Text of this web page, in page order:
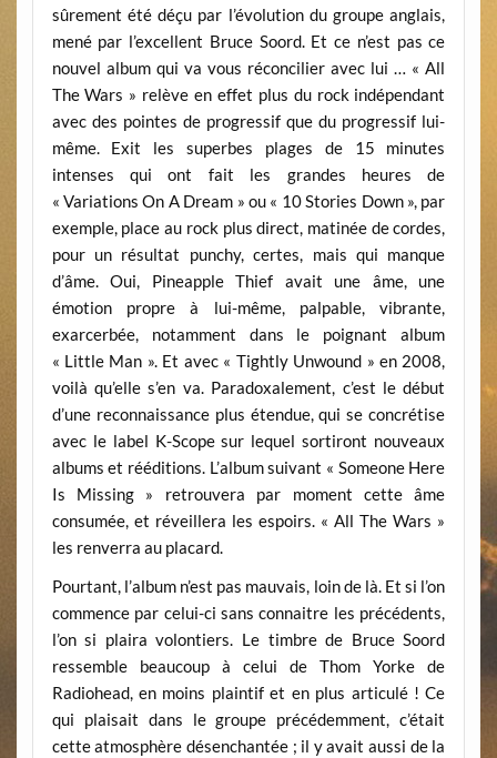
sûrement été déçu par l’évolution du groupe anglais,
mené par l’excellent Bruce Soord. Et ce n’est pas ce
nouvel album qui va vous réconcilier avec lui … « All
The Wars » relève en effet plus du rock indépendant
avec des pointes de progressif que du progressif lui-
même. Exit les superbes plages de 15 minutes
intenses qui ont fait les grandes heures de
« Variations On A Dream » ou « 10 Stories Down », par
exemple, place au rock plus direct, matinée de cordes,
pour un résultat punchy, certes, mais qui manque
d’âme. Oui, Pineapple Thief avait une âme, une
émotion propre à lui-même, palpable, vibrante,
exarcerbée, notamment dans le poignant album
« Little Man ». Et avec « Tightly Unwound » en 2008,
voilà qu’elle s’en va. Paradoxalement, c’est le début
d’une reconnaissance plus étendue, qui se concrétise
avec le label K-Scope sur lequel sortiront nouveaux
albums et rééditions. L’album suivant « Someone Here
Is Missing » retrouvera par moment cette âme
consumée, et réveillera les espoirs. « All The Wars »
les renverra au placard.
Pourtant, l’album n’est pas mauvais, loin de là. Et si l’on
commence par celui-ci sans connaitre les précédents,
l’on si plaira volontiers. Le timbre de Bruce Soord
ressemble beaucoup à celui de Thom Yorke de
Radiohead, en moins plaintif et en plus articulé ! Ce
qui plaisait dans le groupe précédemment, c’était
cette atmosphère désenchantée ; il y avait aussi de la